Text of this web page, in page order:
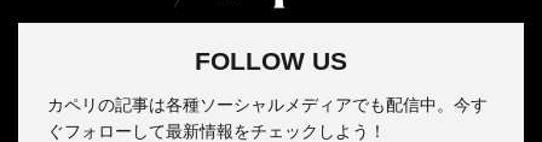
FOLLOW US
カペリの記事は各種ソーシャルメディアでも配信中。今す
ぐフォローして最新情報をチェックしよう！